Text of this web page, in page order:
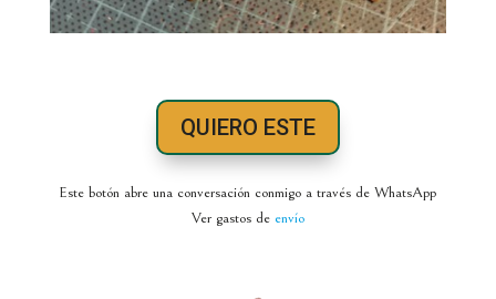
QUIERO ESTE
Este botón abre una conversación conmigo a través de WhatsApp
Ver gastos de envío